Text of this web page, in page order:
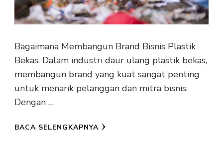
Bagaimana Membangun Brand Bisnis Plastik
Bekas. Dalam industri daur ulang plastik bekas,
membangun brand yang kuat sangat penting
untuk menarik pelanggan dan mitra bisnis.
Dengan …
BACA SELENGKAPNYA